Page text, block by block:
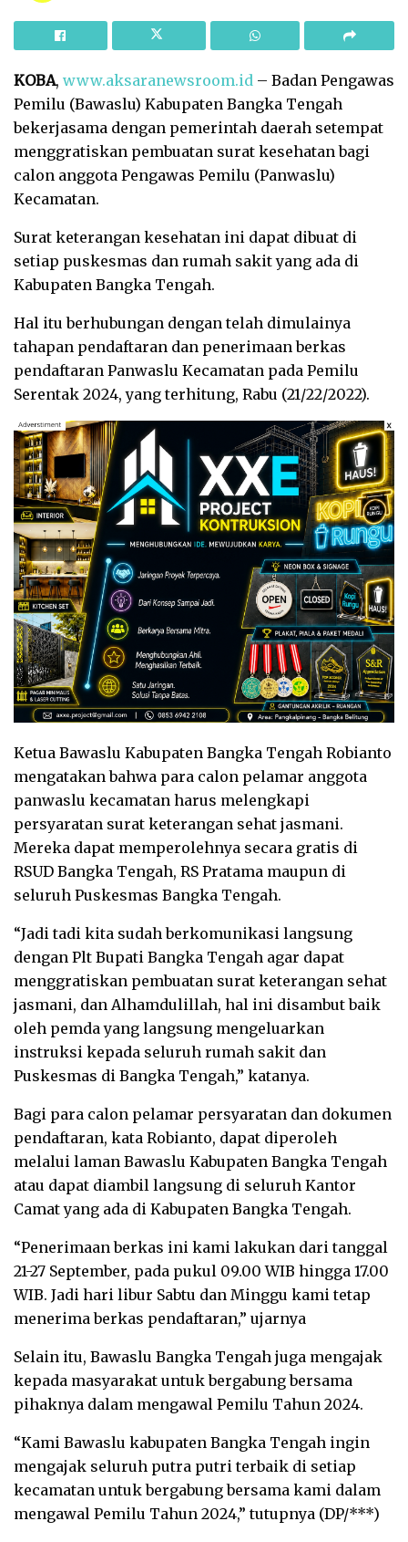
KOBA, www.aksaranewsroom.id – Badan Pengawas
Pemilu (Bawaslu) Kabupaten Bangka Tengah
bekerjasama dengan pemerintah daerah setempat
menggratiskan pembuatan surat kesehatan bagi
calon anggota Pengawas Pemilu (Panwaslu)
Kecamatan.
Surat keterangan kesehatan ini dapat dibuat di
setiap puskesmas dan rumah sakit yang ada di
Kabupaten Bangka Tengah.
Hal itu berhubungan dengan telah dimulainya
tahapan pendaftaran dan penerimaan berkas
pendaftaran Panwaslu Kecamatan pada Pemilu
Serentak 2024, yang terhitung, Rabu (21/22/2022).
Ketua Bawaslu Kabupaten Bangka Tengah Robianto
mengatakan bahwa para calon pelamar anggota
panwaslu kecamatan harus melengkapi
persyaratan surat keterangan sehat jasmani.
Mereka dapat memperolehnya secara gratis di
RSUD Bangka Tengah, RS Pratama maupun di
seluruh Puskesmas Bangka Tengah.
“Jadi tadi kita sudah berkomunikasi langsung
dengan Plt Bupati Bangka Tengah agar dapat
menggratiskan pembuatan surat keterangan sehat
jasmani, dan Alhamdulillah, hal ini disambut baik
oleh pemda yang langsung mengeluarkan
instruksi kepada seluruh rumah sakit dan
Puskesmas di Bangka Tengah,” katanya.
Bagi para calon pelamar persyaratan dan dokumen
pendaftaran, kata Robianto, dapat diperoleh
melalui laman Bawaslu Kabupaten Bangka Tengah
atau dapat diambil langsung di seluruh Kantor
Camat yang ada di Kabupaten Bangka Tengah.
“Penerimaan berkas ini kami lakukan dari tanggal
21-27 September, pada pukul 09.00 WIB hingga 17.00
WIB. Jadi hari libur Sabtu dan Minggu kami tetap
menerima berkas pendaftaran,” ujarnya
Selain itu, Bawaslu Bangka Tengah juga mengajak
kepada masyarakat untuk bergabung bersama
pihaknya dalam mengawal Pemilu Tahun 2024.
“Kami Bawaslu kabupaten Bangka Tengah ingin
mengajak seluruh putra putri terbaik di setiap
kecamatan untuk bergabung bersama kami dalam
mengawal Pemilu Tahun 2024,” tutupnya (DP/***)